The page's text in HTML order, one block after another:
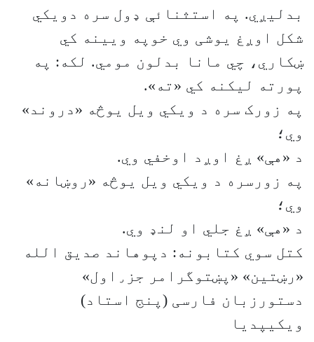
بدلیږي. په استثنائې ډول سره دویکي
شکل اوږغ یوشی وي خوپه ویینه کي
ښکاري، چي مانا بدلون مومي. لکه: په
پورته لیکنه کي «ته».
په زورک سره د ویکي ویل یوڅه «دروند»
وي؛
د «هې» ږغ اوږد اوخفي وي.
په زورسره د ویکي ویل یوڅه «روښانه»
وي؛
د «هې» ږغ جلي او لنډ وي.
کتل سوي کتابونه: دپوهاند صدیق الله
«رښتین» «پښتوگرامر جز٫اول»
دستورزبان فارسی (پنج استاد)
ويکيپدیا